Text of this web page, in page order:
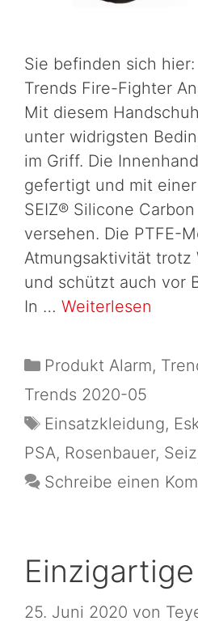
Sie befinden sich
Trends Fire-Fighter
Mit diesem
unter widrigsten
im Griff. Die
gefertigt und mit
SEIZ® Silicone
versehen. Die PTFE-
Atmungsaktivität trotz
und schützt auch vor
In … Weiterlesen
Produkt Alarm,
Trends 2020-05
Einsatzkleidung,
PSA, Rosenbauer, Seiz
Schreibe einen
25. Juni 2020 von